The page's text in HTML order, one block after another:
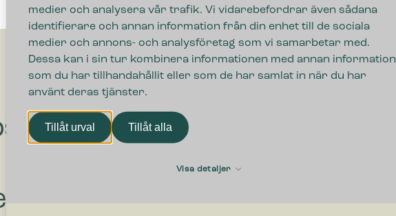
medier och analysera vår trafik. Vi vidarebefordrar även sådana
identifierare och annan information från din enhet till de sociala
medier och annons- och analysföretag som vi samarbetar med.
Dessa kan i sin tur kombinera informationen med annan information
som du har tillhandahållit eller som de har samlat in när du har
använt deras tjänster.
Tillåt urval Tillåt alla
Visa detaljer